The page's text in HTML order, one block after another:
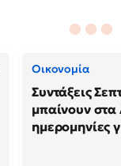
Οικονομία
Συντάξεις
μπαίνουν
ημερομηνίες